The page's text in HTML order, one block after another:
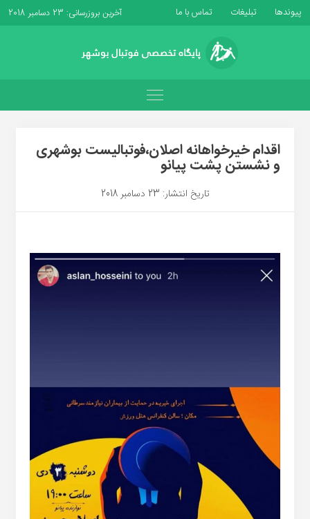
پیوندها تبلیغات تماس با ما آخرین بروزرسانی: 23 دسامبر 2018
اقدام خیرخواهانه اصلان،فوتبالیست بوشهری
و نشستن پشت پیانو
تاریخ انتشار: 23 دسامبر 2018